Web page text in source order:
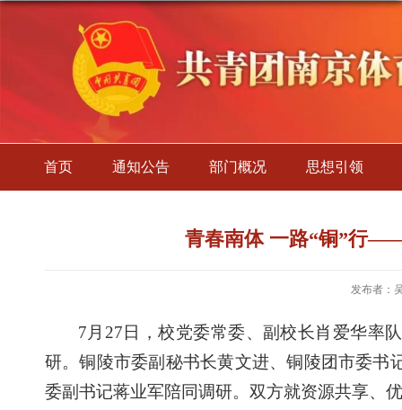
首页 通知公告 部门概况 思想引领
青春南体 一路“铜”行
发布者：
7月27日，校党委常委、副校长肖爱华率
研。铜陵市委副秘书长黄文进、铜陵团市委书
委副书记蒋业军陪同调研。 双方就资源共享、